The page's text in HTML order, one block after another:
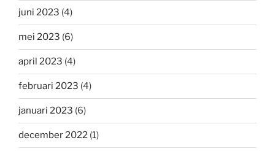
juni 2023 (4)
mei 2023 (6)
april 2023 (4)
februari 2023 (4)
januari 2023 (6)
december 2022 (1)